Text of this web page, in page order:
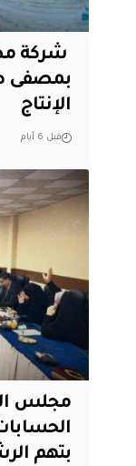
شركة
الإنتاج
قبل 6 أيام
مجلس
بتهم